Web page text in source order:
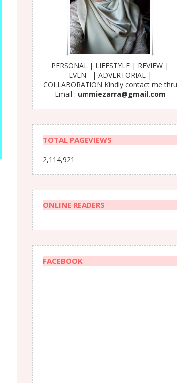
PERSONAL | LIFESTYLE | REVIEW |
EVENT | ADVERTORIAL |
COLLABORATION Kindly contact me thru
Email : ummiezarra@gmail.com
TOTAL PAGEVIEWS
2,114,921
ONLINE READERS
FACEBOOK